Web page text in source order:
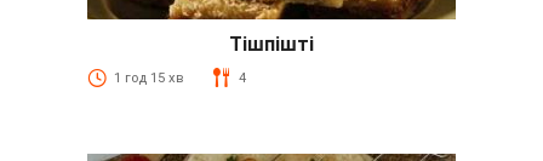
Тішпішті
1 год 15 хв 4